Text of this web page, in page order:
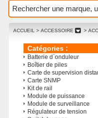
ACCUEIL > ACCESSOIRE >
Catégories :
Batterie d`onduleur
Boîtier de piles
Carte de supervision
Carte SNMP
Kit de rail
Module de puissance
Module de surveillance
Régulateur de tension